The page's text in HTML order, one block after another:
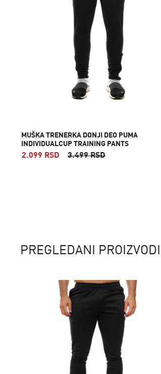
MUŠKA TRENERKA DONJI DEO PUMA
INDIVIDUALCUP TRAINING PANTS
2.099 RSD 3.499 RSD
PREGLEDANI PROIZVODI